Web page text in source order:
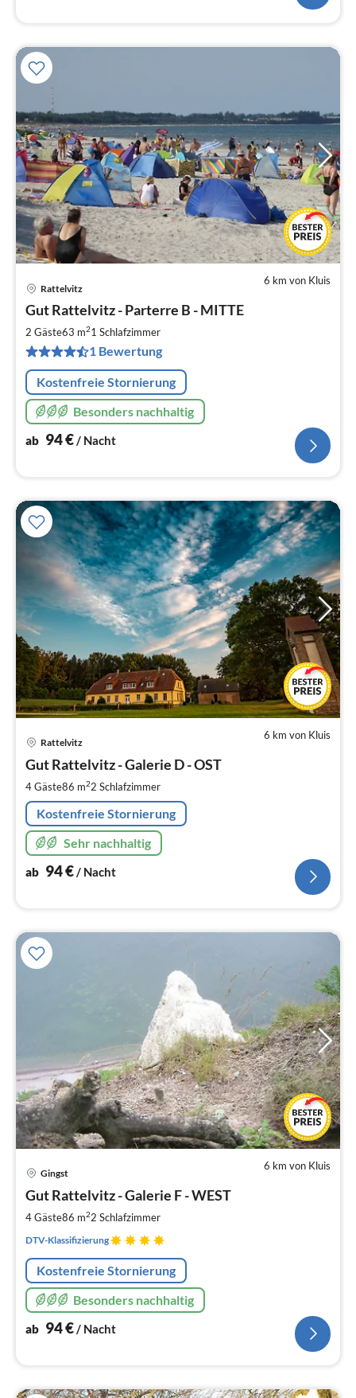
6 km von Kluis
Rattelvitz
Gut Rattelvitz - Parterre B - MITTE
2 Gäste63 m21 Schlafzimmer
1 Bewertung
Kostenfreie Stornierung
Besonders nachhaltig
ab 94€/ Nacht
6 km von Kluis
Rattelvitz
Gut Rattelvitz - Galerie D - OST
4 Gäste86 m22 Schlafzimmer
Kostenfreie Stornierung
Sehr nachhaltig
ab 94€ / Nacht
6 km von Kluis
Gingst
Gut Rattelvitz - Galerie F - WEST
4 Gäste86 m22 Schlafzimmer
DTV-Klassifizierung
Kostenfreie Stornierung
Besonders nachhaltig
ab 94€/ Nacht